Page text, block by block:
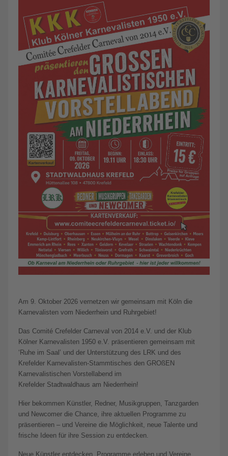
Am 9. Oktober 2026 vernetzen wir gemeinsam mit Köln die
Karnevalisten vom Niederrhein und Ruhrgebiet!
Das Comité Crefelder Carneval von 2014 e.V. und der Klub
Kölner Karnevalisten 1950 e.V. präsentieren gemeinsam mit
‘Ruhe im Saal’ und der Unterstützung des LRK und des
Krefelder Karnevalisten-Stammtisches den GROßEN
Karnevalistischen Vorstellabend im
Krefelder Stadtwaldhaus am Niederrhein!
Hier bekommen Künstler, Redner, Musikgruppen, Tanzgarden
und Newcomer die Chance, ihre aktuellen Programme zu
präsentieren – und Vereine die Möglichkeit, neue Talente und
frische Ideen für ihre Session zu entdecken.
Neue Künstler entdecken, Programme erleben und Vereine